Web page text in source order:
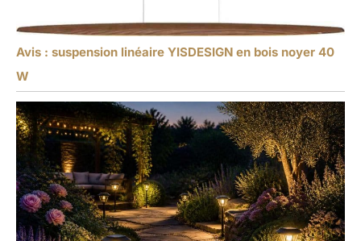
Avis : suspension linéaire YISDESIGN en bois noyer 40
W